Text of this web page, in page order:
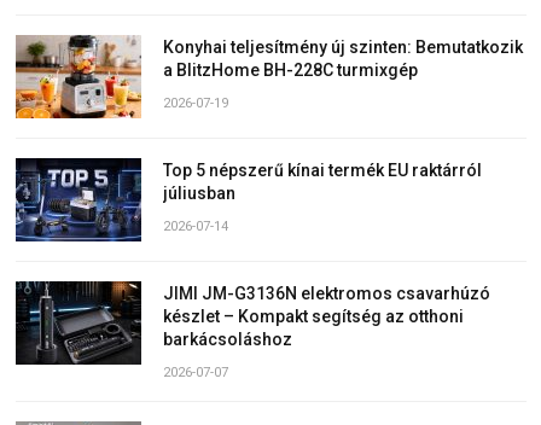
Konyhai teljesítmény új szinten: Bemutatkozik
a BlitzHome BH-228C turmixgép
2026-07-19
Top 5 népszerű kínai termék EU raktárról
júliusban
2026-07-14
JIMI JM-G3136N elektromos csavarhúzó
készlet – Kompakt segítség az otthoni
barkácsoláshoz
2026-07-07